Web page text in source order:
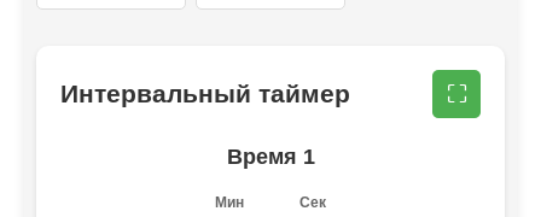
Интервальный таймер ⛶
Время 1
Мин Сек